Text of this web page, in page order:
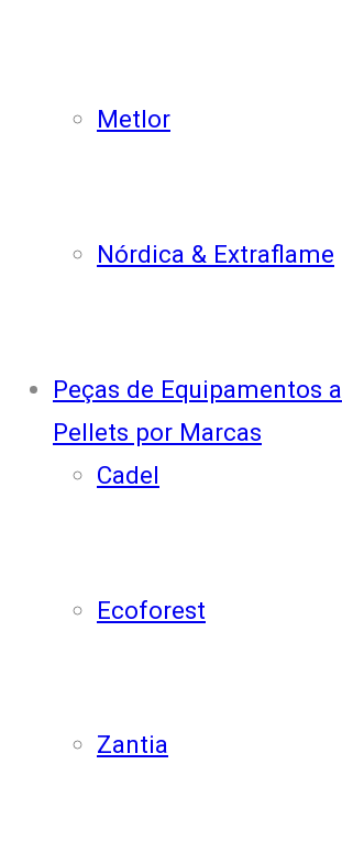
Metlor
Nórdica & Extraflame
Peças de Equipamentos a
Pellets por Marcas
Cadel
Ecoforest
Zantia